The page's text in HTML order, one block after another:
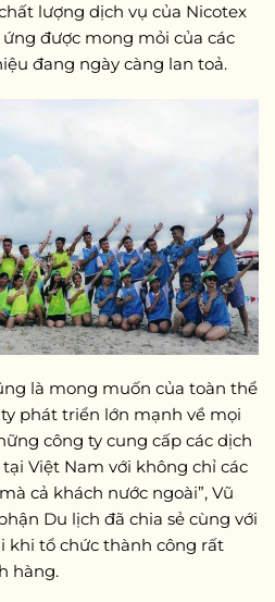
lượng dịch vụ của Nicotex
được mong mỏi của các
đang ngày càng lan toả.
là mong muốn của toàn thể
phát triển lớn mạnh về mọi
công ty cung cấp các dịch
Việt Nam với không chỉ các
cả khách nước ngoài”, Vũ
Du lịch đã chia sẻ cùng với
khi tổ chức thành công rất
hàng.